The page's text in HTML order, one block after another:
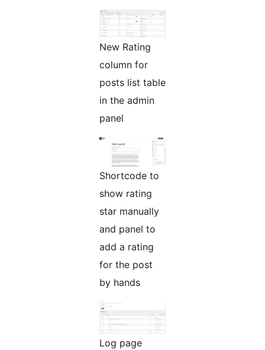
New Rating
column for
posts list table
in the admin
panel
Shortcode to
show rating
star manually
and panel to
add a rating
for the post
by hands
Log page